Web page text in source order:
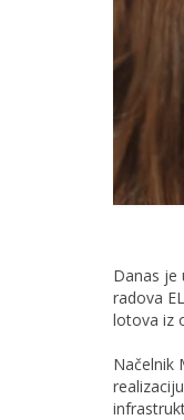
Danas je
radova
lotova iz
Načelnik